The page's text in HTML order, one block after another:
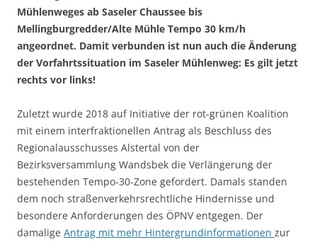
Mühlenweges ab Saseler Chaussee bis
Mellingburgredder/Alte Mühle Tempo 30 km/h
angeordnet. Damit verbunden ist nun auch die Änderung
der Vorfahrtssituation im Saseler Mühlenweg: Es gilt jetzt
rechts vor links!
Zuletzt wurde 2018 auf Initiative der rot-grünen Koalition
mit einem interfraktionellen Antrag als Beschluss des
Regionalausschusses Alstertal von der
Bezirksversammlung Wandsbek die Verlängerung der
bestehenden Tempo-30-Zone gefordert. Damals standen
dem noch straßenverkehrsrechtliche Hindernisse und
besondere Anforderungen des ÖPNV entgegen. Der
damalige Antrag mit mehr Hintergrundinformationen zur